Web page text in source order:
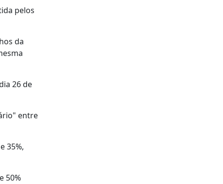
pelos
da
26 de
entre
35%,
50%